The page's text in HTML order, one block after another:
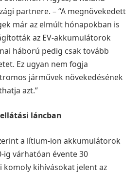
partnere. – “A megnövekedett
már az elmúlt hónapokban is
az EV-akkumulátorok
háború pedig csak tovább
Ez ugyan nem fogja
járművek növekedésének
azt.”
láncban
a lítium-ion akkumulátorok
ig várhatóan évente 30
komoly kihívásokat jelent az